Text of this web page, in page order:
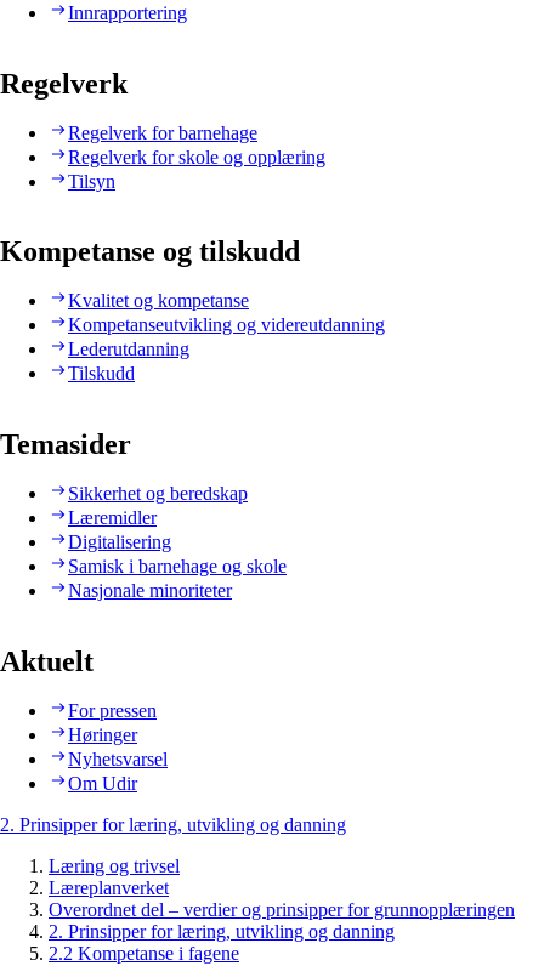
Innrapportering
Regelverk
Regelverk for barnehage
Regelverk for skole og opplæring
Tilsyn
Kompetanse og tilskudd
Kvalitet og kompetanse
Kompetanseutvikling og videreutdanning
Lederutdanning
Tilskudd
Temasider
Sikkerhet og beredskap
Læremidler
Digitalisering
Samisk i barnehage og skole
Nasjonale minoriteter
Aktuelt
For pressen
Høringer
Nyhetsvarsel
Om Udir
2. Prinsipper for læring, utvikling og danning
Læring og trivsel
Læreplanverket
Overordnet del – verdier og prinsipper for grunnopplæringen
2. Prinsipper for læring, utvikling og danning
2.2 Kompetanse i fagene